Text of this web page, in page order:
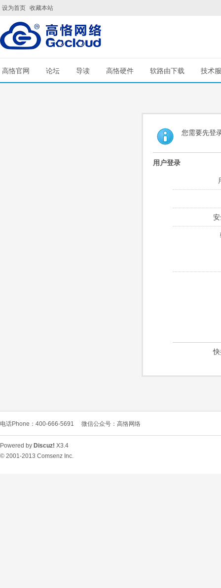
设为首页 收藏本站
高恪官网 论坛 导读 高恪硬件 软路由下载 技术
您需要先登
用户登录
电话Phone：400-666-5691 微信公众号：高恪网络
Powered by Discuz! X3.4
© 2001-2013 Comsenz Inc.